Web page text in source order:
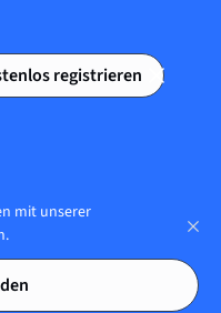
registrieren
mit unserer